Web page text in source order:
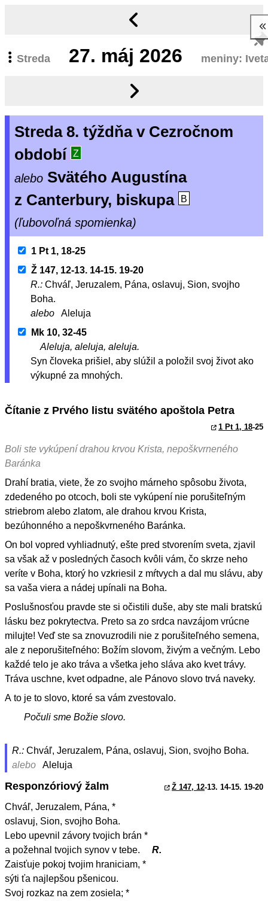
Streda 27. máj 2026 meniny:
Streda 8. týždňa v Cezročnom
období
Z
alebo Svätého Augustína
z Canterbury, biskupa
B
(ľubovoľná spomienka)
1 Pt 1, 18-25
Ž 147, 12-13. 14-15. 19-20
R.: Chváľ, Jeruzalem, Pána, oslavuj, Sion, svojho
Boha.
alebo
Aleluja
Mk 10, 32-45
Aleluja, aleluja, aleluja.
Syn človeka prišiel, aby slúžil a položil svoj život ako
výkupné za mnohých.
Čítanie z Prvého listu svätého apoštola Petra
1 Pt 1, 18-25
Boli ste vykúpení drahou krvou Krista, nepoškvrneného
Baránka
Drahí bratia, viete, že zo svojho márneho spôsobu života,
zdedeného po otcoch, boli ste vykúpení nie porušiteľným
striebrom alebo zlatom, ale drahou krvou Krista,
bezúhonného a nepoškvrneného Baránka.
On bol vopred vyhliadnutý, ešte pred stvorením sveta, zjavil
sa však až v posledných časoch kvôli vám, čo skrze neho
veríte v Boha, ktorý ho vzkriesil z mŕtvych a dal mu slávu, aby
sa vaša viera a nádej upínali na Boha.
Poslušnosťou pravde ste si očistili duše, aby ste mali bratskú
lásku bez pokrytectva. Preto sa zo srdca navzájom vrúcne
milujte! Veď ste sa znovuzrodili nie z porušiteľného semena,
ale z neporušiteľného: Božím slovom, živým a večným. Lebo
každé telo je ako tráva a všetka jeho sláva ako kvet trávy.
Tráva uschne, kvet odpadne, ale Pánovo slovo trvá naveky.
A to je to slovo, ktoré sa vám zvestovalo.
Počuli sme Božie slovo.
R.: Chváľ, Jeruzalem, Pána, oslavuj, Sion, svojho Boha.
alebo
Aleluja
Responzóriový žalm Ž 147, 12-13. 14-15. 19-20
Chváľ, Jeruzalem, Pána, *
oslavuj, Sion, svojho Boha.
Lebo upevnil závory tvojich brán *
a požehnal tvojich synov v tebe.
R.
Zaisťuje pokoj tvojim hraniciam, *
sýti ťa najlepšou pšenicou.
Svoj rozkaz na zem zosiela; *